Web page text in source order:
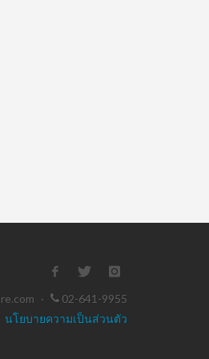
·
02-641-9955
นโยบายความเป็นส่วนตัว